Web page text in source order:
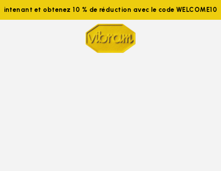
nous maintenant et obtenez 10 % de réduction avec le code